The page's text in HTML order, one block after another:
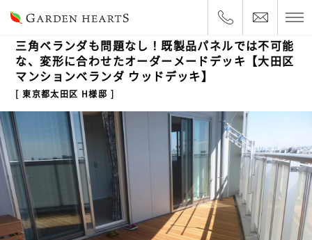
2017.5.5 マンションベランダ
東京都太田区 H様邸
三角ベランダも問題なし！既製品パネルでは不可能
な、変形に合わせたオーダーメードデッキ【大田区
マンションベランダ ウッドデッキ】